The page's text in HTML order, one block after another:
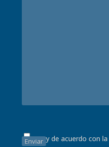
Estoy de acuerdo con la